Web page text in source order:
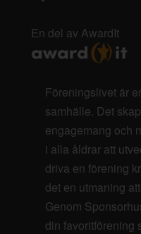
En del av AwardIt
Föreningslivet är
samhälle. Det
engagemang och
i alla åldrar att
driva en förening
det en utmaning
Genom
din favoritförening